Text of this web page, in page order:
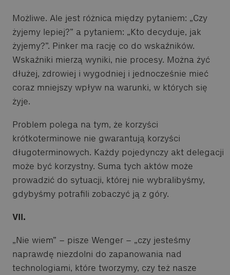
Możliwe. Ale jest różnica między pytaniem: „Czy
żyjemy lepiej?” a pytaniem: „Kto decyduje, jak
żyjemy?”. Pinker ma rację co do wskaźników.
Wskaźniki mierzą wyniki, nie procesy. Można żyć
dłużej, zdrowiej i wygodniej i jednocześnie mieć
coraz mniejszy wpływ na warunki, w których się
żyje.
Problem polega na tym, że korzyści
krótkoterminowe nie gwarantują korzyści
długoterminowych. Każdy pojedynczy akt delegacji
może być korzystny. Suma tych aktów może
prowadzić do sytuacji, której nie wybralibyśmy,
gdybyśmy potrafili zobaczyć ją z góry.
VII.
„Nie wiem” – pisze Wenger – „czy jesteśmy
naprawdę niezdolni do zapanowania nad
technologiami, które tworzymy, czy też nasze